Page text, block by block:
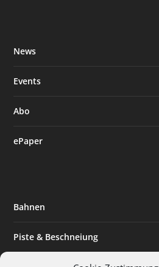
News
Events
Abo
ePaper
Bahnen
Piste & Beschneiung